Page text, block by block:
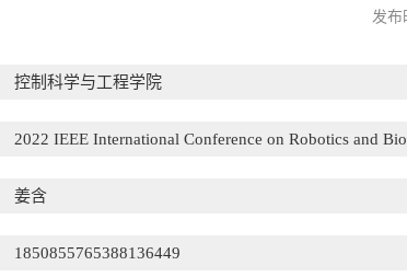
发布
控制科学与工程学院
2022 IEEE International Conference on Robotics and
姜含
1850855765388136449